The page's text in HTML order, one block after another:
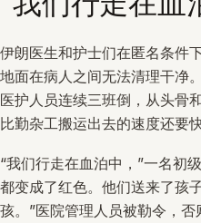
伊朗医生和护士们在匿名条件
地面在病人之间无法清理干净
医护人员连续三班倒，从头骨
比勤杂工搬运出去的速度还要快
“我们行走在血泊中，”一名初
都变成了红色。他们送来了孩
孩。”医院管理人员被勒令，